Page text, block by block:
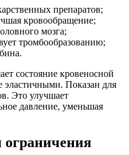
препаратов;
кровообращение;
мозга;
тромбообразованию;
состояние кровеносной
эластичными. Показан для
Это улучшает
давление, уменьшая